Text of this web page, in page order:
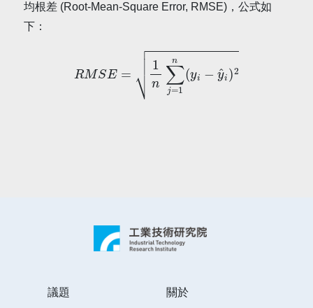
均根差 (Root-Mean-Square Error, RMSE)，公式如
下：
n∑j=1n(yi−y^i)2
議題 關於